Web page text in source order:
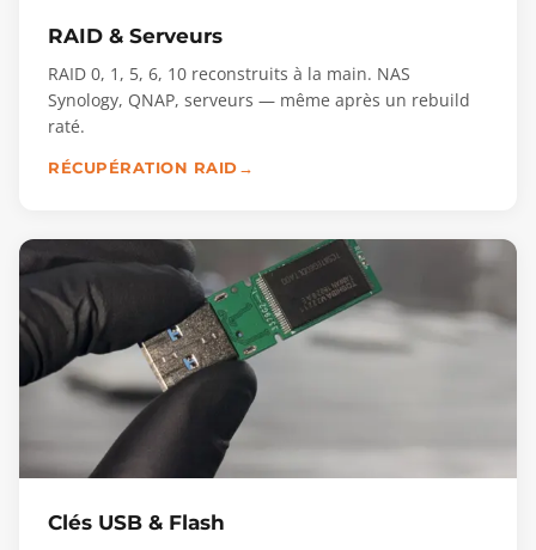
RAID & Serveurs
RAID 0, 1, 5, 6, 10 reconstruits à la main. NAS
Synology, QNAP, serveurs — même après un rebuild
raté.
RÉCUPÉRATION RAID
Clés USB & Flash